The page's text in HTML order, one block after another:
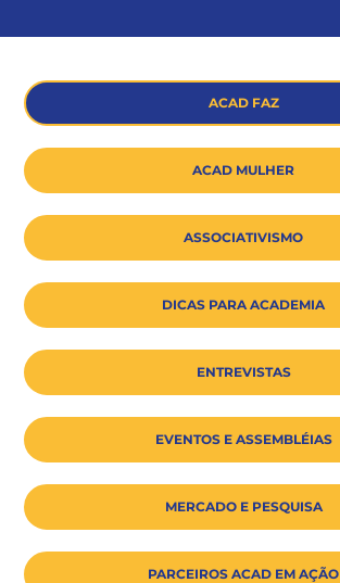
ACAD FAZ
ACAD MULHER
ASSOCIATIVISMO
DICAS PARA ACADEMIA
ENTREVISTAS
EVENTOS E ASSEMBLÉIAS
MERCADO E PESQUISA
PARCEIROS ACAD EM AÇÃO